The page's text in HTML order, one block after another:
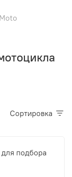
Сортировка
подбора